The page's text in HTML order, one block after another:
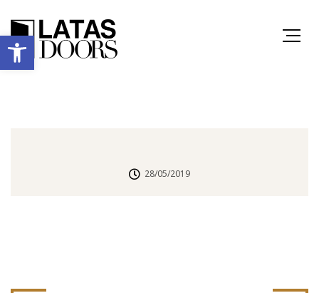
Ανοίξτε τη γραμμή εργαλείων
28/05/2019